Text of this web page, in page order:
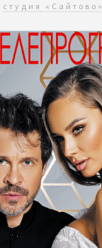
студия «Сайтово»